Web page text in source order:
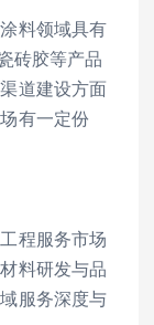
料领域具有
砖胶等产品
道建设方面
有一定份
程服务市场
料研发与品
服务深度与